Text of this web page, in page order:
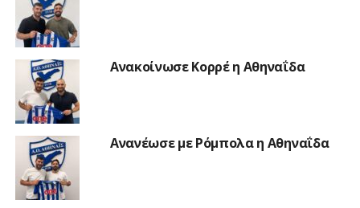
Ανακοίνωσε Κορρέ η Αθηναΐδα
Ανανέωσε με Ρόμπολα η Αθηναΐδα